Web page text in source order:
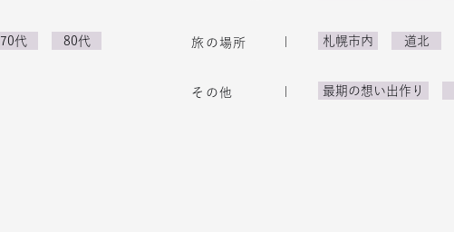
70代 80代 旅の場所 札幌市内 道北
その他 最期の想い出作り